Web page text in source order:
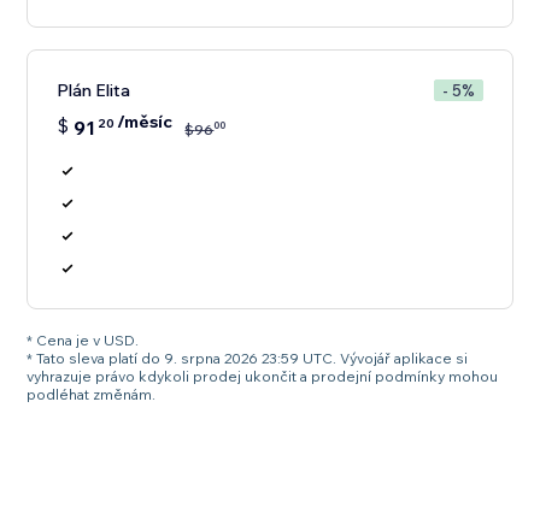
Plán Elita - 5%
$ 91 20 /měsíc $9600
* Cena je v USD.
* Tato sleva platí do 9. srpna 2026 23:59 UTC. Vývojář aplikace si
vyhrazuje právo kdykoli prodej ukončit a prodejní podmínky mohou
podléhat změnám.